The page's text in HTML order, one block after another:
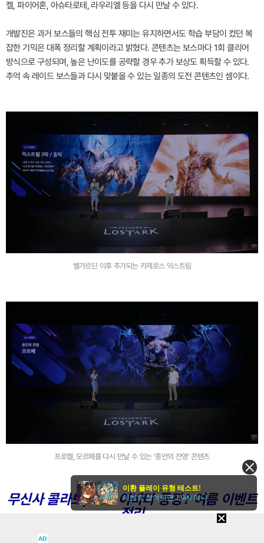
켈, 파이어혼, 아슈타로테, 라우리엘 등을 다시 만날 수 있다.
개발진은 과거 보스들의 핵심 전투 재미는 유지하면서도 학습 부담이 컸던 복
잡한 기믹은 대폭 정리할 계획이라고 밝혔다. 콘텐츠는 보스마다 1회 클리어
방식으로 구성되며, 높은 난이도를 공략할 경우 추가 보상도 획득할 수 있다.
추억 속 레이드 보스들과 다시 맞붙을 수 있는 일종의 도전 콘텐츠인 셈이다.
벨가르딘 이후 추가되는 카제로스 익스트림
프로켈, 모르페를 다시 만날 수 있는 '종언의 잔영' 콘텐츠
무신사 콜라보, 모핑 아바타 등장? 여름 이벤트
정리
AD
이환 플레이 유형 테스트!
이벤트 참여하면 1,000 이니